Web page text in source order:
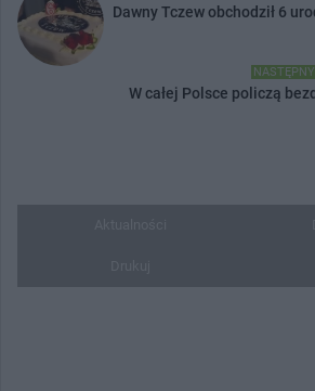
Dawny Tczew obchodził 6
W całej Polsce policzą